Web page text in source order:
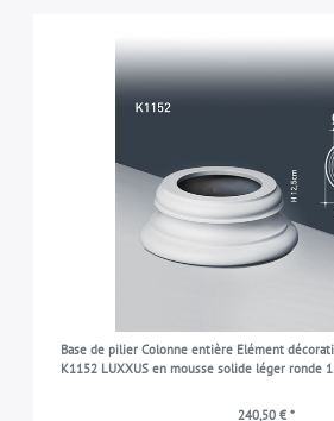
Base de pilier Colonne entière Elément
K1152 LUXXUS en mousse solide léger ronde
240,50 € *